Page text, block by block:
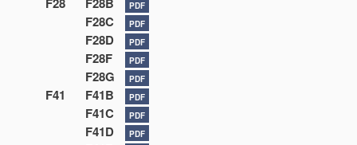
PDF
F28C PDF
F28D PDF
F28F PDF
F28G PDF
F41 F41B PDF
F41C PDF
F41D PDF